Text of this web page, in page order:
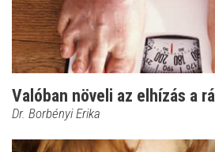
Valóban növeli az elhízás a
Dr. Borbényi Erika